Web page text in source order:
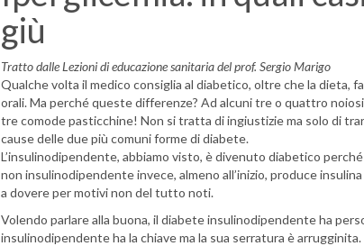
giù
Tratto dalle Lezioni di educazione sanitaria del prof. Sergio Marigo
Qualche volta il medico consiglia al diabetico, oltre che la dieta,
orali. Ma perché queste differenze? Ad alcuni tre o quattro
tre comode pasticchine! Non si tratta di ingiustizie ma solo di
cause delle due più comuni forme di diabete.
L’insulinodipendente, abbiamo visto, è divenuto diabetico
non insulinodipendente invece, almeno all’inizio, produce
a dovere per motivi non del tutto noti.
Volendo parlare alla buona, il diabete insulinodipendente ha
insulinodipendente ha la chiave ma la sua serratura è arrugginita.